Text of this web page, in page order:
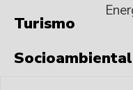
Turismo
Socioambiental